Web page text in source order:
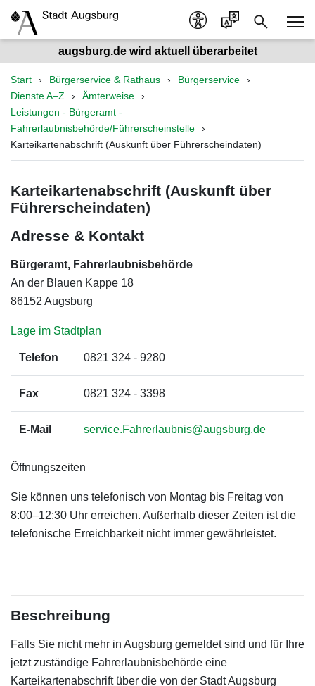
augsburg.de wird aktuell überarbeitet
Start Bürgerservice & Rathaus
Bürgerservice
Dienste A–Z
Ämterweise
Leistungen - Bürgeramt -
Fahrerlaubnisbehörde/Führerscheinstelle
Karteikartenabschrift (Auskunft über Führerscheindaten)
Karteikartenabschrift (Auskunft über
Führerscheindaten)
Adresse & Kontakt
Bürgeramt, Fahrerlaubnisbehörde
An der Blauen Kappe 18
86152 Augsburg
Lage im Stadtplan
Telefon 0821 324 - 9280
Fax 0821 324 - 3398
E-Mail service.Fahrerlaubnis@augsburg.de
Öffnungszeiten
Sie können uns telefonisch von Montag bis Freitag von
8:00–12:30 Uhr erreichen. Außerhalb dieser Zeiten ist die
telefonische Erreichbarkeit nicht immer gewährleistet.
Beschreibung
Falls Sie nicht mehr in Augsburg gemeldet sind und für Ihre
jetzt zuständige Fahrerlaubnisbehörde eine
Karteikartenabschrift über die von der Stadt Augsburg